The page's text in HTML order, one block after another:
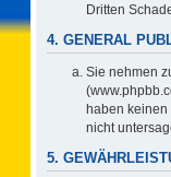
Dritten
4. GENERAL
Sie nehmen
haben
nicht
5.